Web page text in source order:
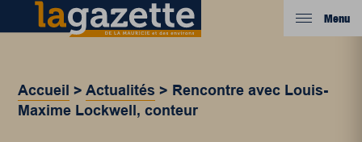
Menu
Accueil >Actualités > Rencontre avec Louis-
Maxime Lockwell, conteur